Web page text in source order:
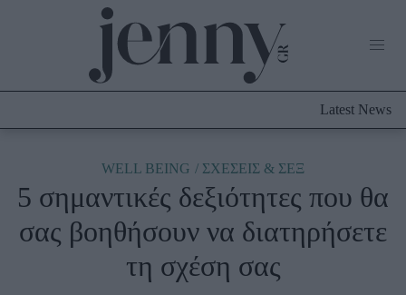
Culture
Fashion
Shopping
Latest News
WELL BEING ΣΧΕΣΕΙΣ & ΣΕΞ
5 σημαντικές δεξιότητες που θα
σας βοηθήσουν να διατηρήσετε
τη σχέση σας